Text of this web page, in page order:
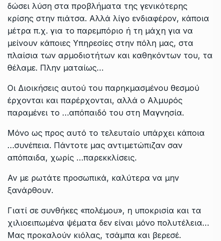
δώσει λύση στα προβλήματα της γενικότερης
κρίσης στην πιάτσα. Αλλά λίγο ενδιαφέρον, κάποια
μέτρα π.χ. για το παρεμπόριο ή τη μάχη για να
μείνουν κάποιες Υπηρεσίες στην πόλη μας, στα
πλαίσια των αρμοδιοτήτων και καθηκόντων του, τα
θέλαμε. Πλην ματαίως…
Οι Διοικήσεις αυτού του παρηκμασμένου θεσμού
έρχονται και παρέρχονται, αλλά ο Αλμυρός
παραμένει το …απόπαιδό του στη Μαγνησία.
Μόνο ως προς αυτό το τελευταίο υπάρχει κάποια
…συνέπεια. Πάντοτε μας αντιμετώπιζαν σαν
απόπαιδα, χωρίς …παρεκκλίσεις.
Αν με ρωτάτε προσωπικά, καλύτερα να μην
ξανάρθουν.
Γιατί σε συνθήκες «πολέμου», η υποκρισία και τα
χιλιοειπωμένα ψέματα δεν είναι μόνο πολυτέλεια…
Μας προκαλούν κιόλας, τσάμπα και βερεσέ.